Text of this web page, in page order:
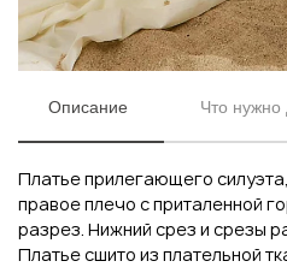
Описание Что
Платье прилегающего
правое плечо с приталенной
разрез. Нижний срез и срезы
Платье сшито из плательной